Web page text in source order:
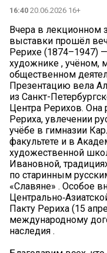
16:40 20.06.2026 16+
Вчера в лекционном
выставки прошёл
Рерихе (1874–1947)
художнике , учёном,
общественном
Презентацию вела
из Санкт-
Центра Рерихов. Она
Рериха, увлечении
учёбе в гимназии
факультете и в
художественной
Ивановной,
по старинным
«Славяне» . Особое
Пакту Рериха (15
международному
наследия .